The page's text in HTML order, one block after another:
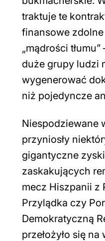
traktuje te
finansowe
„mądrości
duże grupy ludzi
wygenerować
niż pojedyncze
Niespodziewane
przyniosły
gigantyczne
zaskakujących
mecz Hiszpanii z
Przylądka czy
Demokratyczną
przełożyło się